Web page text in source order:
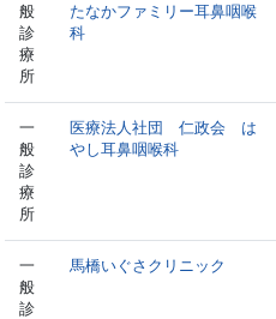
般
診
療
所
たなかファミリー耳鼻咽喉
科
一
般
診
療
所
医療法人社団 仁政会 は
やし耳鼻咽喉科
一
般
診
馬橋いぐさクリニック